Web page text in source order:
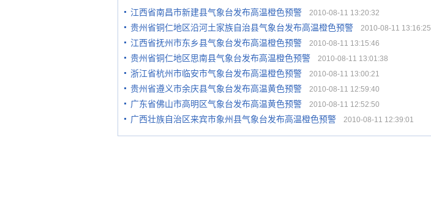
江西省南昌市新建县气象台发布高温橙色预警 2010-08-11 13:20:32
贵州省铜仁地区沿河土家族自治县气象台发布高温橙色预警 2010-08-11 13:16:25
江西省抚州市东乡县气象台发布高温橙色预警 2010-08-11 13:15:46
贵州省铜仁地区思南县气象台发布高温橙色预警 2010-08-11 13:01:38
浙江省杭州市临安市气象台发布高温橙色预警 2010-08-11 13:00:21
贵州省遵义市余庆县气象台发布高温黄色预警 2010-08-11 12:59:40
广东省佛山市高明区气象台发布高温黄色预警 2010-08-11 12:52:50
广西壮族自治区来宾市象州县气象台发布高温橙色预警 2010-08-11 12:39:01